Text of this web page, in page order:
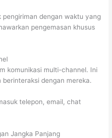
pengiriman dengan waktu yang
pengemasan khusus
komunikasi multi-channel. Ini
dengan mereka.
telepon, email, chat
Jangka Panjang